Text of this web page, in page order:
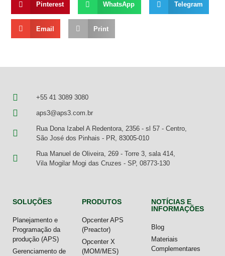
Pinterest WhatsApp Telegram
Email Print
+55 41 3089 3080
aps3@aps3.com.br
Rua Dona Izabel A Redentora, 2356 - sl 57 - Centro,
São José dos Pinhais - PR, 83005-010
Rua Manuel de Oliveira, 269 - Torre 3, sala 414,
Vila Mogilar Mogi das Cruzes - SP, 08773-130
SOLUÇÕES
Planejamento e
Programação da
produção (APS)
Gerenciamento de
PRODUTOS
Opcenter APS
(Preactor)
Opcenter X
(MOM/MES)
NOTÍCIAS E
INFORMAÇÕES
Blog
Materiais
Complementares